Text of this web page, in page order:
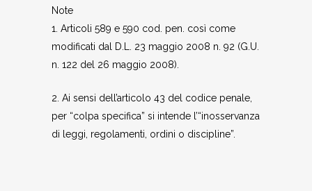
Note
1. Articoli 589 e 590 cod. pen. così come
modificati dal D.L. 23 maggio 2008 n. 92 (G.U.
n. 122 del 26 maggio 2008).
2. Ai sensi dell’articolo 43 del codice penale,
per “colpa specifica” si intende l’“inosservanza
di leggi, regolamenti, ordini o discipline”.